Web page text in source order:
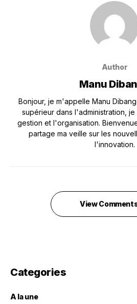
Author
Manu
Bonjour, je m'appelle Manu
supérieur dans l'administration,
gestion et l'organisation.
partage ma veille sur les
l'innovation.
View
Categories
A la une